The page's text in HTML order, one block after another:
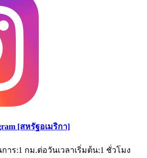
[สหรัฐอเมริกา]
าร:1 กม.ต่อวันเวลาเริ่มต้น:1 ชั่วโมง